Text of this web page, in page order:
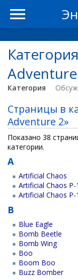
Категория
Страницы в
Adventure 2»
Показано 38
категории.
A
Artificial Chaos
Artificial Chaos P-1
Artificial Chaos P-
B
Blue Eagle
Bomb Beetle
Bomb Wing
Boo
Boom Boo
Buzz Bomber